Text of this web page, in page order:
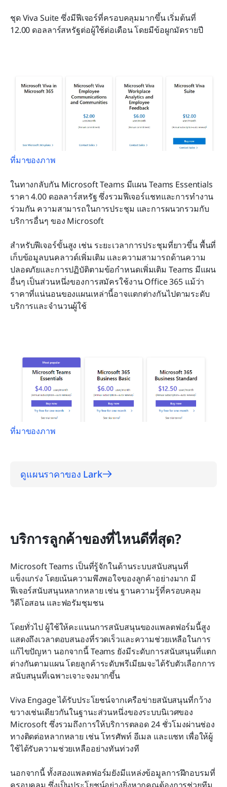
ชุด Viva Suite ซึ่งมีฟีเจอร์ที่ครอบคลุมมากขึ้น เริ่มต้นที่
12.00 ดอลลาร์สหรัฐต่อผู้ใช้ต่อเดือน โดยมีข้อผูกมัดรายปี
ที่มาของภาพ
ในทางกลับกัน Microsoft Teams มีแผน Teams Essentials
ราคา 4.00 ดอลลาร์สหรัฐ ซึ่งรวมฟีเจอร์แชทและการทำงาน
ร่วมกัน ความสามารถในการประชุม และการผนวกรวมกับ
บริการอื่นๆ ของ Microsoft
สำหรับฟีเจอร์ขั้นสูง เช่น ระยะเวลาการประชุมที่ยาวขึ้น พื้นที่
เก็บข้อมูลบนคลาวด์เพิ่มเติม และความสามารถด้านความ
ปลอดภัยและการปฏิบัติตามข้อกำหนดเพิ่มเติม Teams มีแผน
อื่นๆ เป็นส่วนหนึ่งของการสมัครใช้งาน Office 365 แม้ว่า
ราคาที่แน่นอนของแผนเหล่านี้อาจแตกต่างกันไปตามระดับ
บริการและจำนวนผู้ใช้
ที่มาของภาพ
ดูแผนราคาของ Lark
บริการลูกค้าของที่ไหนดีที่สุด?
Microsoft Teams เป็นที่รู้จักในด้านระบบสนับสนุนที่
แข็งแกร่ง โดยเน้นความพึงพอใจของลูกค้าอย่างมาก มี
ฟีเจอร์สนับสนุนหลากหลาย เช่น ฐานความรู้ที่ครอบคลุม
วิดีโอสอน และฟอรัมชุมชน
โดยทั่วไป ผู้ใช้ให้คะแนนการสนับสนุนของแพลตฟอร์มนี้สูง
แสดงถึงเวลาตอบสนองที่รวดเร็วและความช่วยเหลือในการ
แก้ไขปัญหา นอกจากนี้ Teams ยังมีระดับการสนับสนุนที่แตก
ต่างกันตามแผน โดยลูกค้าระดับพรีเมียมจะได้รับตัวเลือกการ
สนับสนุนที่เฉพาะเจาะจงมากขึ้น
Viva Engage ได้รับประโยชน์จากเครือข่ายสนับสนุนที่กว้าง
ขวางเช่นเดียวกันในฐานะส่วนหนึ่งของระบบนิเวศของ
Microsoft ซึ่งรวมถึงการให้บริการตลอด 24 ชั่วโมงผ่านช่อง
ทางติดต่อหลากหลาย เช่น โทรศัพท์ อีเมล และแชท เพื่อให้ผู้
ใช้ได้รับความช่วยเหลืออย่างทันท่วงที
นอกจากนี้ ทั้งสองแพลตฟอร์มยังมีแหล่งข้อมูลการฝึกอบรมที่